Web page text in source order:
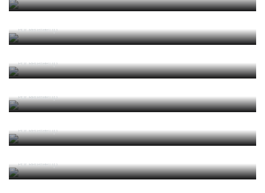
Por RefereeTip
Por RefereeTip
Por RefereeTip
Por RefereeTip
2024 05 Alterações e Esclarecimentos às Leis de
Por RefereeTip
2023 06 Alterações e Esclarecimentos às Leis de